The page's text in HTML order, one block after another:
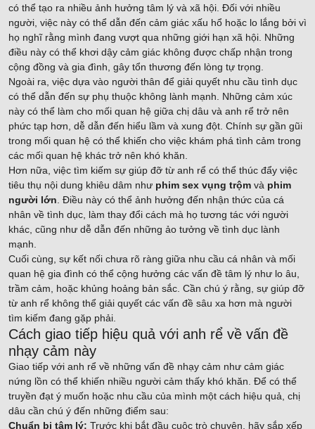
có thể tạo ra nhiều ảnh hưởng tâm lý và xã hội. Đối với nhiều
người, việc này có thể dẫn đến cảm giác xấu hổ hoặc lo lắng bởi vì
họ nghĩ rằng mình đang vượt qua những giới hạn xã hội. Những
điều này có thể khơi dậy cảm giác không được chấp nhận trong
cộng đồng và gia đình, gây tổn thương đến lòng tự trọng.
Ngoài ra, việc dựa vào người thân để giải quyết nhu cầu tình dục
có thể dẫn đến sự phụ thuộc không lành mạnh. Những cảm xúc
này có thể làm cho mối quan hệ giữa chị dâu và anh rể trở nên
phức tạp hơn, dễ dẫn đến hiểu lầm và xung đột. Chính sự gần gũi
trong mối quan hệ có thể khiến cho việc khám phá tình cảm trong
các mối quan hệ khác trở nên khó khăn.
Hơn nữa, việc tìm kiếm sự giúp đỡ từ anh rể có thể thúc đẩy việc
tiêu thụ nội dung khiêu dâm như phim sex vụng trộm và phim
người lớn . Điều này có thể ảnh hưởng đến nhận thức của cá
nhân về tình dục, làm thay đổi cách mà họ tương tác với người
khác, cũng như dễ dẫn đến những ảo tưởng về tình dục lành
mạnh.
Cuối cùng, sự kết nối chưa rõ ràng giữa nhu cầu cá nhân và mối
quan hệ gia đình có thể cộng hưởng các vấn đề tâm lý như lo âu,
trầm cảm, hoặc khủng hoảng bản sắc. Cần chú ý rằng, sự giúp đỡ
từ anh rể không thể giải quyết các vấn đề sâu xa hơn mà người
tìm kiếm đang gặp phải.
Cách giao tiếp hiệu quả với anh rể về vấn đề
nhạy cảm này
Giao tiếp với anh rể về những vấn đề nhạy cảm như cảm giác
nứng lồn có thể khiến nhiều người cảm thấy khó khăn. Để có thể
truyền đạt ý muốn hoặc nhu cầu của mình một cách hiệu quả, chị
dâu cần chú ý đến những điểm sau:
Chuẩn bị tâm lý: Trước khi bắt đầu cuộc trò chuyện, hãy sắp xếp